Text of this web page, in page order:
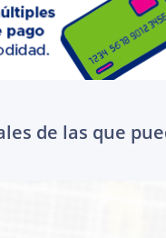
de las que